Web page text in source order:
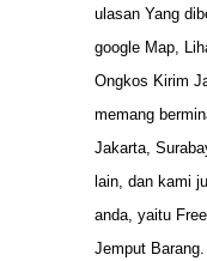
ulasan Yang
google Map,
Ongkos Kirim
memang
Jakarta,
lain, dan kami
anda, yaitu
Jemput